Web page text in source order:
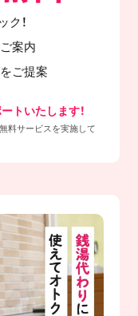
ク！
案内
ご提案
トいたします！
料サービスを実施して